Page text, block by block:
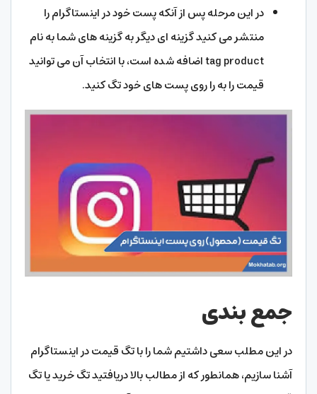
در این مرحله پس از آنکه پست خود در اینستاگرام را
منتشر می کنید گزینه ای دیگر به گزینه های شما به نام
tag product اضافه شده است، با انتخاب آن می توانید
قیمت را به را روی پست های خود تگ کنید.
جمع بندی
در این مطلب سعی داشتیم شما را با تگ قیمت در اینستاگرام
آشنا سازیم، همانطور که از مطالب بالا دریافتید تگ خرید یا تگ